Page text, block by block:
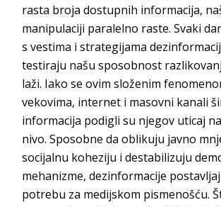
rasta broja dostupnih informacija,
manipulaciji paralelno raste. Svaki
s vestima i strategijama
testiraju našu sposobnost
laži. Iako se ovim složenim
vekovima, internet i masovni kanali
informacija podigli su njegov uticaj
nivo. Sposobne da oblikuju javno
socijalnu koheziju i destabilizuju
mehanizme, dezinformacije
potrebu za medijskom pismenošću.